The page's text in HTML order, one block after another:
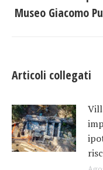
Museo Giacomo
Articoli collegati